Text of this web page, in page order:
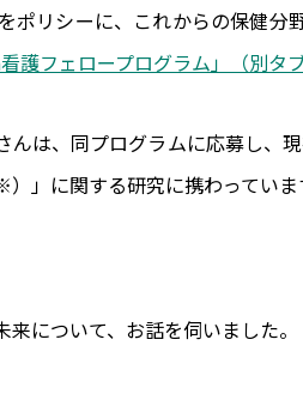
ポリシーに、これからの保健
護フェロープログラム」（別タブ
んは、同プログラムに応募し
」に関する研究に携わっていま
について、お話を伺いました。